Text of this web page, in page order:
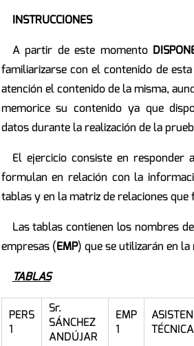
INSTRUCCIONES
A partir de este momento
familiarizarse con el contenido de
atención el contenido de la misma,
memorice su contenido ya que
datos durante la realización de la
El ejercicio consiste en responder
formulan en relación con la
tablas y en la matriz de relaciones que
Las tablas contienen los nombres
empresas (EMP) que se utilizarán en
TABLAS
PERS
1
Sr.
SÁNCHEZ
ANDÚJAR
EMP
1